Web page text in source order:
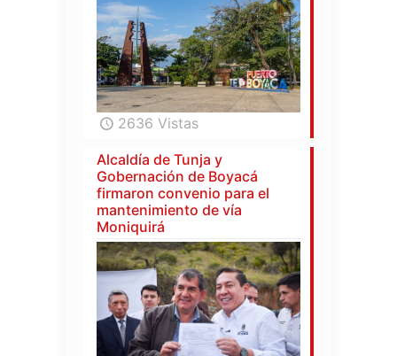
2636 Vistas
Alcaldía de Tunja y
Gobernación de Boyacá
firmaron convenio para el
mantenimiento de vía
Moniquirá